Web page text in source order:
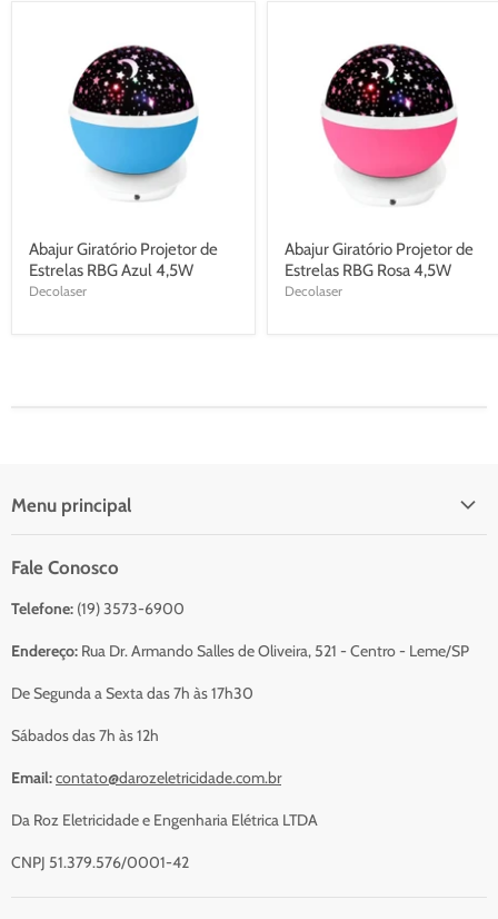
Abajur Giratório Projetor de
Estrelas RBG Azul 4,5W
Decolaser
Abajur Giratório Projetor de
Estrelas RBG Rosa 4,5W
Decolaser
Menu principal
Catálogo Para Orçamento
Resumo do Orçamento
Sobre Nós
Fale Conosco
Telefone: (19) 3573-6900
Endereço: Rua Dr. Armando Salles de Oliveira, 521 - Centro - Leme/SP
De Segunda a Sexta das 7h às 17h30
Sábados das 7h às 12h
Email:contato@darozeletricidade.com.br
Da Roz Eletricidade e Engenharia Elétrica LTDA
CNPJ 51.379.576/0001-42